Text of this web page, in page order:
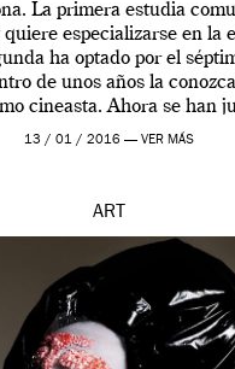
La primera estudia
especializarse en la
ha optado por el
de unos años la
cineasta. Ahora se han
contarnos una […]
13 / 01 / 2016 — VER MÁS
ART